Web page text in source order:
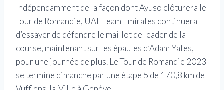
Indépendamment de la façon dont Ayuso clôturera le
Tour de Romandie, UAE Team Emirates continuera
d’essayer de défendre le maillot de leader de la
course, maintenant sur les épaules d’Adam Yates,
pour une journée de plus. Le Tour de Romandie 2023
se termine dimanche par une étape 5 de 170,8 km de